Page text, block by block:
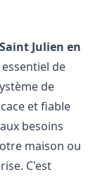
Saint Julien en
essentiel de
de
et fiable
besoins
maison ou
C'est